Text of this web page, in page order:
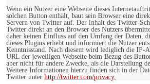
Wenn ein Nutzer eine Webseite dieses
solchen Button enthält, baut sein Browser eine
Servern von Twitter auf. Der Inhalt des Twitter-
Twitter direkt an den Browser des Nutzers
daher keinen Einfluss auf den Umfang der Daten,
dieses Plugins erhebt und informiert die Nutzer
Kenntnisstand. Nach diesem wird lediglich die IP-
URL der jeweiligen Webseite beim Bezug des
aber nicht für andere Zwecke, als die Darstellung
Weitere Informationen hierzu finden sich in der
Twitter unter http://twitter.com/privacy.